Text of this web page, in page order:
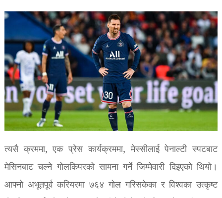
त्यसै क्रममा, एक प्रेस कार्यक्रममा, मेस्सीलाई पेनाल्टी स्पटबाट
मेसिनबाट चल्ने गोलकिपरको सामना गर्ने जिम्मेवारी दिइएको थियो।
आफ्नो अभूतपूर्व करियरमा ७६४ गोल गरिसकेका र विश्वका उत्कृष्ट